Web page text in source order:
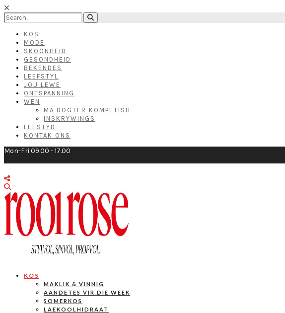
KOS
MODE
SKOONHEID
GESONDHEID
BEKENDES
LEEFSTYL
JOU LEWE
ONTSPANNING
WEN
MA DOGTER KOMPETISIE
INSKRYWINGS
LEESTYD
KONTAK ONS
Mon-Fri 09.00 - 17.00
KOS
MAKLIK & VINNIG
AANDETES VIR DIE WEEK
SOMERKOS
LAEKOOLHIDRAAT